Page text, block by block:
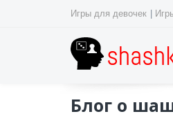
Игры для девочек
Блог о